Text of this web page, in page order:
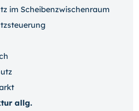
im Scheibenzwischenraum
allg.